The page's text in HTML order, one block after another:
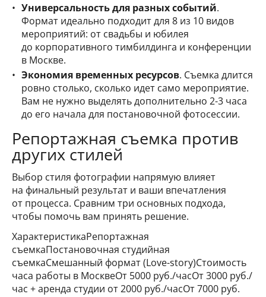
Универсальность для разных событий.
Формат идеально подходит для 8 из 10 видов
мероприятий: от свадьбы и юбилея
до корпоративного тимбилдинга и конференции
в Москве.
Экономия временных ресурсов. Съемка длится
ровно столько, сколько идет само мероприятие.
Вам не нужно выделять дополнительно 2-3 часа
до его начала для постановочной фотосессии.
Репортажная съемка против
других стилей
Выбор стиля фотографии напрямую влияет
на финальный результат и ваши впечатления
от процесса. Сравним три основных подхода,
чтобы помочь вам принять решение.
ХарактеристикаРепортажная
съемкаПостановочная студийная
съемкаСмешанный формат (Love-story)Стоимость
часа работы в МосквеОт 5000 руб./часОт 3000 руб./
час + аренда студии от 2000 руб./часОт 7000 руб.